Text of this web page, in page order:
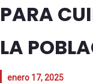
PARA
LA
enero 17, 2025